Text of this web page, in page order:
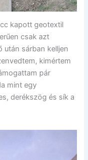
kapott geotextil
csak azt
után sárban kelljen
kimértem
pár
mint egy
derékszög és sík a